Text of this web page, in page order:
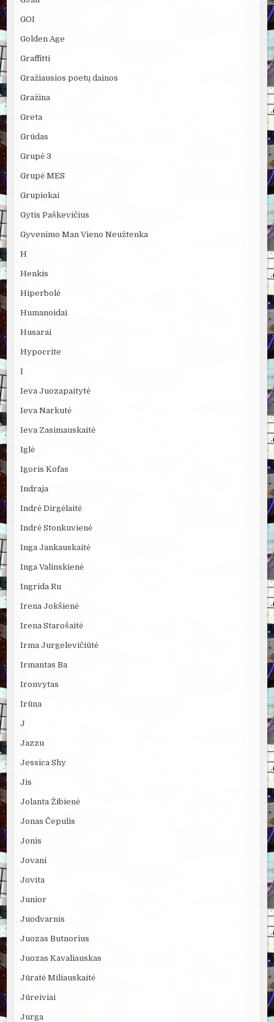
GOI
Golden Age
Graffitti
Gražiausios poetų dainos
Gražina
Greta
Grūdas
Grupė 3
Grupė MES
Grupiokai
Gytis Paškevičius
Gyvenimo Man Vieno Neužtenka
H
Henkis
Hiperbolė
Humanoidai
Husarai
Hypocrite
I
Ieva Juozapaitytė
Ieva Narkutė
Ieva Zasimauskaitė
Iglė
Igoris Kofas
Indraja
Indrė Dirgėlaitė
Indrė Stonkuvienė
Inga Jankauskaitė
Inga Valinskienė
Ingrida Ru
Irena Jokšienė
Irena Starošaitė
Irma Jurgelevičiūtė
Irmantas Ba
Ironvytas
Irūna
J
Jazzu
Jessica Shy
Jis
Jolanta Žibienė
Jonas Čepulis
Jonis
Jovani
Jovita
Junior
Juodvarnis
Juozas Butnorius
Juozas Kavaliauskas
Jūratė Miliauskaitė
Jūreiviai
Jurga